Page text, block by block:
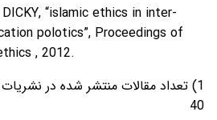
polotics”, Proceedings of
, 2012.
1) تعداد مقالات منتشر شده در
40